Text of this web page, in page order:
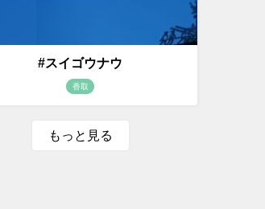
#スイゴウナウ
香取
もっと見る